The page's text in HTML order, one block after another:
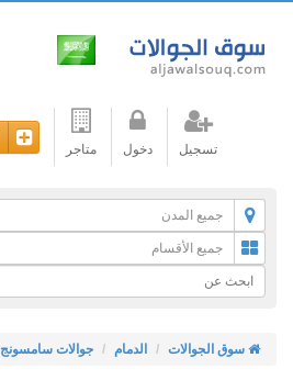
تسجيل دخول متاجر
جميع المدن
جميع الأقسام
سوق الجوالات الدمام جوالات سامسونج